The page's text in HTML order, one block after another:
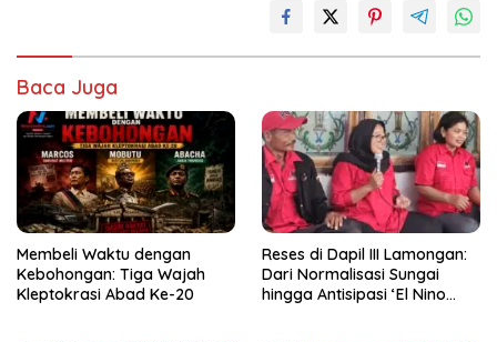
Baca Juga
Membeli Waktu dengan
Kebohongan: Tiga Wajah
Kleptokrasi Abad Ke-20
Reses di Dapil III Lamongan:
Dari Normalisasi Sungai
hingga Antisipasi ‘El Nino